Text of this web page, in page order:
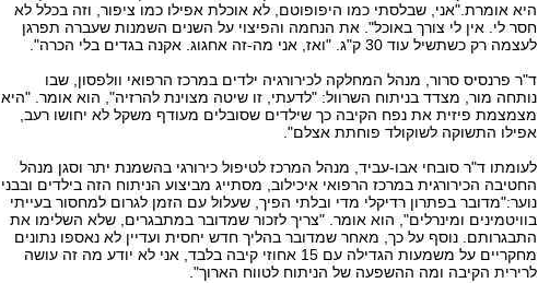
היא אומרת‭".‬אני, שבלסתי כמו היפופוטם, לא אוכלת אפילו כמו ציפור, וזה בכלל לא
חסר לי. אין לי צורך באוכל‭."‬ את הנחמה והפיצוי על השנים השמנות שעברה תפרגן
לעצמה רק כשתשיל עוד 30 ק"ג. "ואז, אני מה-זה אחגוג. אקנה בגדים בלי הכרה‭."‬
ד"ר פרנסיס סרור, מנהל המחלקה לכירורגיה ילדים במרכז הרפואי וולפסון, שבו
נותחה מור, מצדד בניתוח השרוול: "לדעתי, זו שיטה מצוינת להרזיה‭,"‬ הוא אומר. "היא
מצמצמת פיזית את נפח הקיבה כך שילדים שסובלים מעודף משקל לא יחושו רעב,
אפילו התשוקה לשוקולד פוחתת אצלם‭."‬
לעומתו ד"ר סובחי אבו-עביד, מנהל המרכז לטיפול כירורגי בהשמנת יתר וסגן מנהל
החטיבה הכירורגית במרכז הרפואי איכילוב, מסתייג מביצוע הניתוח הזה בילדים ובבני
נוער‭":‬מדובר בפתרון רדיקלי מדי ובלתי הפיך, שעלול עם הזמן לגרום למחסור בעייתי
בוויטמינים ומינרלים‭,"‬ הוא אומר. "צריך לזכור שמדובר במתבגרים, שלא השלימו את
התבגרותם. נוסף על כך, מאחר שמדובר בהליך חדש יחסית ועדיין לא נאספו נתונים
מחקריים על משמעות הגדילה עם 15 אחוזי קיבה בלבד, אני לא יודע מה זה עושה
לרירית הקיבה ומה ההשפעה של הניתוח לטווח הארוך‭."‬